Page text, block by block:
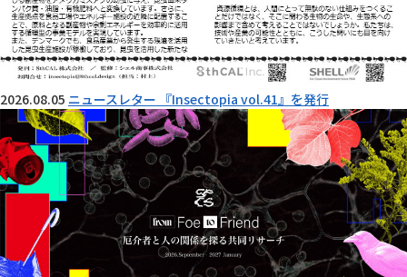
2026.08.05 ニュースレター 『Insectopia vol.41』を発行